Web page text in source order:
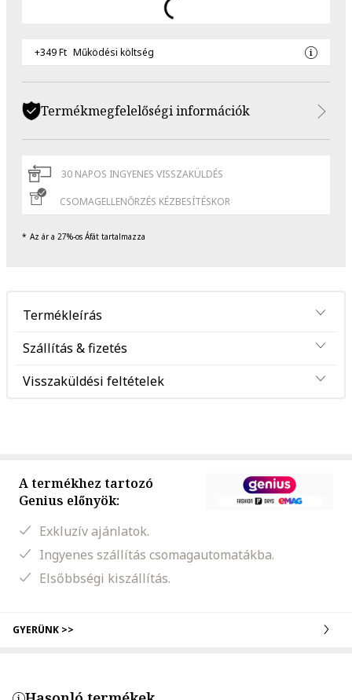
+349 Ft Működési költség
Termékmegfelelőségi információk
30 NAPOS INGYENES VISSZAKÜLDÉS
CSOMAGELLENŐRZÉS KÉZBESÍTÉSKOR
Az ár a 27%-os Áfát tartalmazza
Termékleírás
Szállítás & fizetés
Visszaküldési feltételek
A termékhez tartozó
Genius előnyök:
Exkluzív ajánlatok.
Ingyenes szállítás csomagautomatákba.
Elsőbbségi kiszállítás.
GYERÜNK >>